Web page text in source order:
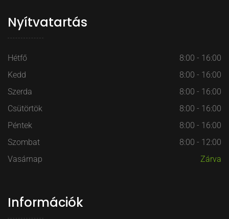
Nyítvatartás
Hétfő
8:00 - 16:00
Kedd
8:00 - 16:00
Szerda
8:00 - 16:00
Csütörtök
8:00 - 16:00
Péntek
8:00 - 16:00
Szombat
8:00 - 12:00
Vasárnap
Zárva
Információk